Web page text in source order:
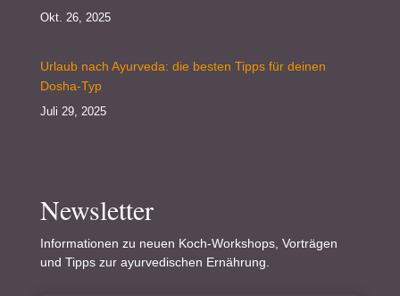
Okt. 26, 2025
Urlaub nach Ayurveda: die besten Tipps für deinen
Dosha-Typ
Juli 29, 2025
Newsletter
Informationen zu neuen Koch-Workshops, Vorträgen
und Tipps zur ayurvedischen Ernährung.